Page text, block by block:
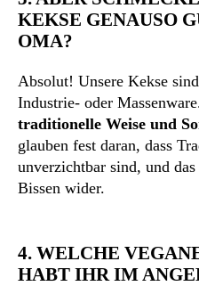
KEKSE GENAUSO
OMA?
Absolut! Unsere Kekse sind
Industrie- oder
traditionelle Weise und
glauben fest daran, dass
unverzichtbar sind, und
Bissen wider.
4. WELCHE
HABT IHR IM